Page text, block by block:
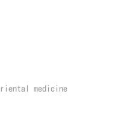
medicine